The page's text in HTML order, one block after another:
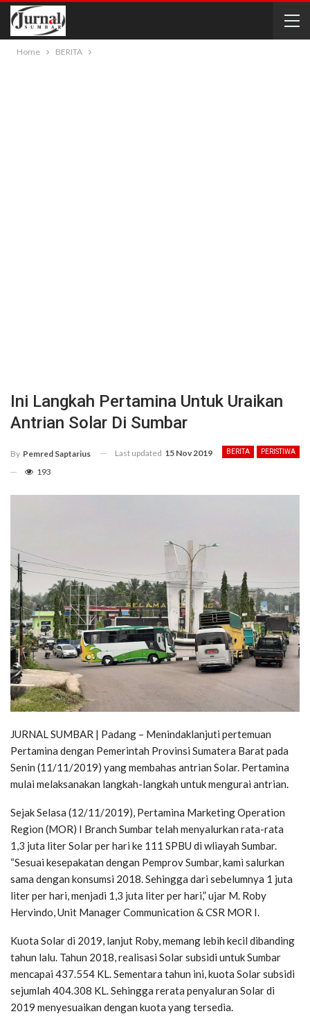
Home BERITA
Ini Langkah Pertamina Untuk Uraikan
Antrian Solar Di Sumbar
BERITA PERISTIWA
By Pemred Saptarius Last updated 15 Nov 2019
193
JURNAL SUMBAR | Padang – Menindaklanjuti pertemuan
Pertamina dengan Pemerintah Provinsi Sumatera Barat pada
Senin (11/11/2019) yang membahas antrian Solar. Pertamina
mulai melaksanakan langkah-langkah untuk mengurai antrian.
Sejak Selasa (12/11/2019), Pertamina Marketing Operation
Region (MOR) I Branch Sumbar telah menyalurkan rata-rata
1,3 juta liter Solar per hari ke 111 SPBU di wliayah Sumbar.
“Sesuai kesepakatan dengan Pemprov Sumbar, kami salurkan
sama dengan konsumsi 2018. Sehingga dari sebelumnya 1 juta
liter per hari, menjadi 1,3 juta liter per hari,” ujar M. Roby
Hervindo, Unit Manager Communication & CSR MOR I.
Kuota Solar di 2019, lanjut Roby, memang lebih kecil dibanding
tahun lalu. Tahun 2018, realisasi Solar subsidi untuk Sumbar
mencapai 437.554 KL. Sementara tahun ini, kuota Solar subsidi
sejumlah 404.308 KL. Sehingga rerata penyaluran Solar di
2019 menyesuaikan dengan kuota yang tersedia.